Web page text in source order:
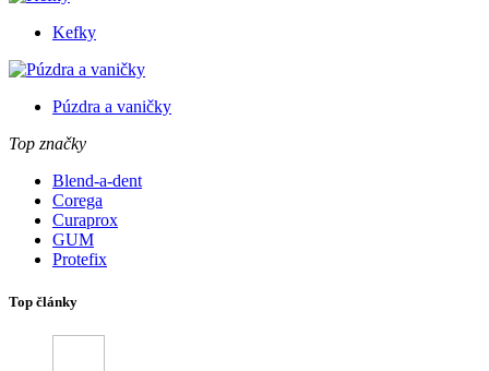
Kefky
Púzdra a vaničky
Top značky
Blend-a-dent
Corega
Curaprox
GUM
Protefix
Top články